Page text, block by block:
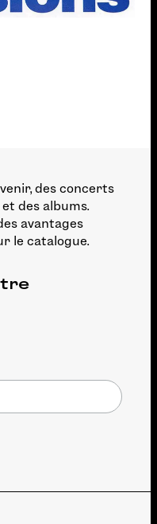
des concerts
des albums.
avantages
le catalogue.